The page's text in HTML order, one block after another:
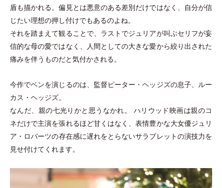
盾も描かれる。偏見とは悪意のある差別だけではなく、自分が信
じたい理想の押し付けでもあるのよね。
それを踏まえて観ることで、ラストでジュリアが叫ぶセリフが妄
信的な母の愛ではなく、人間としての大きな愛から絞り出された
痛みを伴うものだと気付かされる。
今作でベンを演じるのは、監督ピーター ・ヘッジズの息子、ルー
カス ・ ヘッジズ。
なんだ、親の七光りかと思うなかれ。 ハリウッド映画は親のコ
ネだけで主演を張れるほど甘くはなく、表情豊かな大女優ジュリ
ア ・ ロバーツの存在感に遅れをとらないサラブレットの演技力を
見せ付けてくれます。